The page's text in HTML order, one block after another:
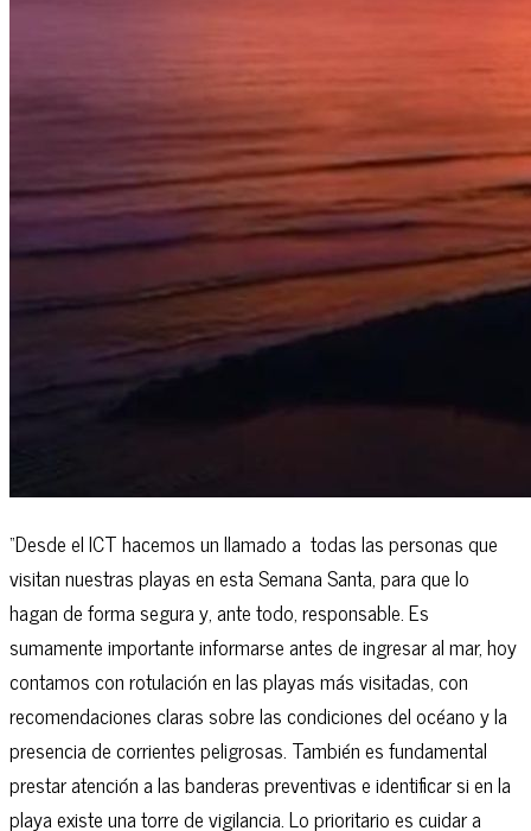
“Desde el ICT hacemos un llamado a todas las personas que
visitan nuestras playas en esta Semana Santa, para que lo
hagan de forma segura y, ante todo, responsable. Es
sumamente importante informarse antes de ingresar al mar, hoy
contamos con rotulación en las playas más visitadas, con
recomendaciones claras sobre las condiciones del océano y la
presencia de corrientes peligrosas. También es fundamental
prestar atención a las banderas preventivas e identificar si en la
playa existe una torre de vigilancia. Lo prioritario es cuidar a